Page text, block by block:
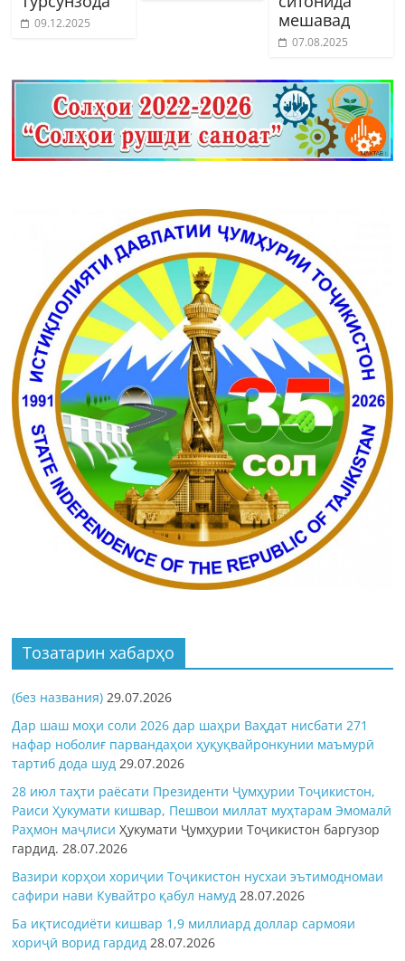
09.12.2025
мешавад
07.08.2025
Тозатарин хабарҳо
(без названия) 29.07.2026
Дар шаш моҳи соли 2026 дар шаҳри Ваҳдат нисбати 271
нафар ноболиғ парвандаҳои ҳуқуқвайронкунии маъмурӣ
тартиб дода шуд 29.07.2026
28 июл таҳти раёсати Президенти Ҷумҳурии Тоҷикистон,
Раиси Ҳукумати кишвар, Пешвои миллат муҳтарам Эмомалӣ
Раҳмон маҷлисиҲукумати Ҷумҳурии Тоҷикистон баргузор
гардид.28.07.2026
Вазири корҳои хориҷии Тоҷикистон нусхаи эътимодномаи
сафири нави Кувайтро қабул намуд 28.07.2026
Ба иқтисодиёти кишвар 1,9 миллиард доллар сармояи
хориҷӣ ворид гардид 28.07.2026